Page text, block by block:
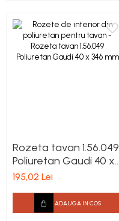
Rozeta tavan 1.56.049
Poliuretan Gaudi 40 x
346 mm
195,02 Lei
ADAUGA IN COS